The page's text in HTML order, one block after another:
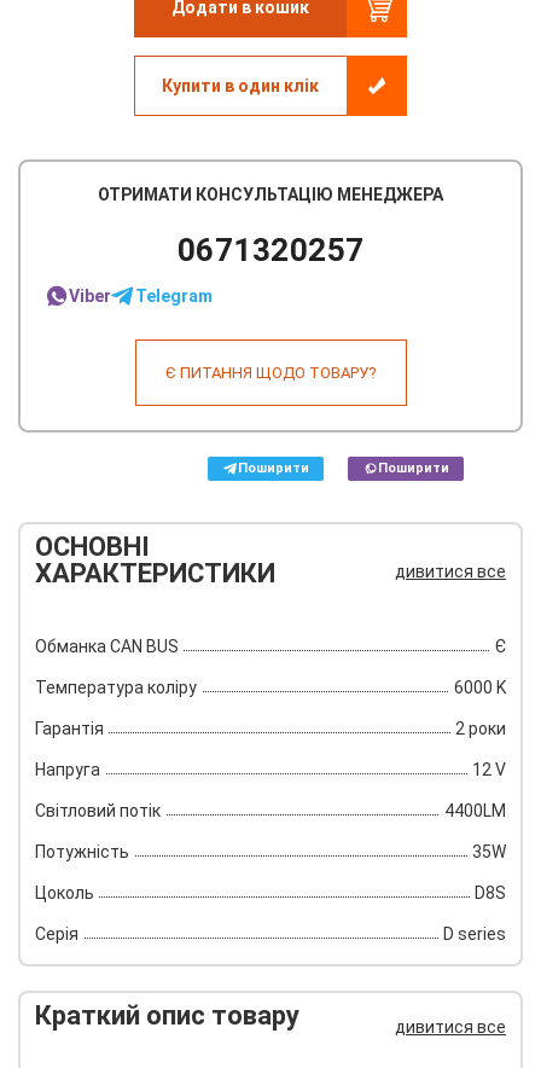
Додати в кошик
Купити в один клік
ОТРИМАТИ КОНСУЛЬТАЦІЮ МЕНЕДЖЕРА
0671320257
Viber Telegram
Є ПИТАННЯ ЩОДО ТОВАРУ?
Поширити Поширити
ОСНОВНІ
ХАРАКТЕРИСТИКИ
дивитися все
Обманка CAN BUS Є
Температура коліру 6000 K
Гарантія 2 роки
Напруга 12 V
Світловий потік 4400LM
Потужність 35W
Цоколь D8S
Серія D series
Краткий опис товару дивитися все